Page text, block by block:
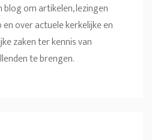
blog om artikelen, lezingen
over actuele kerkelijke en
zaken ter kennis van
te brengen.